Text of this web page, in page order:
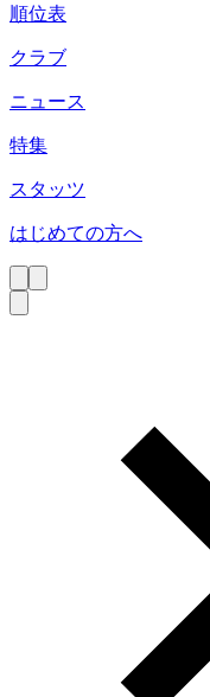
順位表
クラブ
ニュース
特集
スタッツ
はじめての方へ